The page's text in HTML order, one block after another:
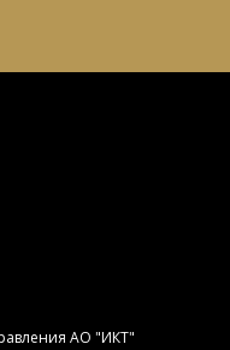
АО "ИКТ"